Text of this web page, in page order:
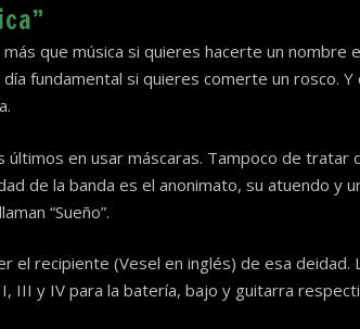
que música si quieres hacerte un nombre
fundamental si quieres comerte un rosco. Y
últimos en usar máscaras. Tampoco de tratar
de la banda es el anonimato, su atuendo y
“Sueño”.
el recipiente (Vesel en inglés) de esa
III y IV para la batería, bajo y guitarra